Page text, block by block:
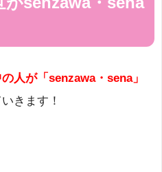
人が「senzawa・sena」
きます！